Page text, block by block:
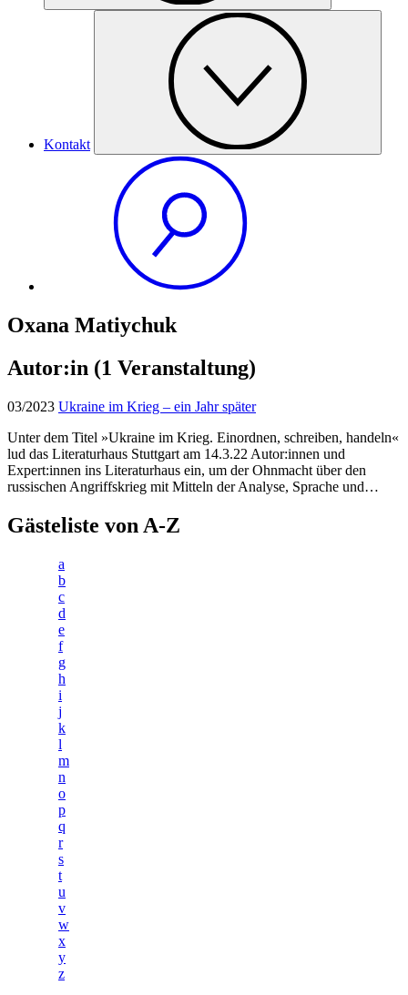
Kontakt
Oxana Matiychuk
Autor:in (1 Veranstaltung)
03/2023 Ukraine im Krieg – ein Jahr später
Unter dem Titel »Ukraine im Krieg. Einordnen, schreiben, handeln«
lud das Literaturhaus Stuttgart am 14.3.22 Autor:innen und
Expert:innen ins Literaturhaus ein, um der Ohnmacht über den
russischen Angriffskrieg mit Mitteln der Analyse, Sprache und…
Gästeliste von A-Z
a
b
c
d
e
f
g
h
i
j
k
l
m
n
o
p
q
r
s
t
u
v
w
x
y
z